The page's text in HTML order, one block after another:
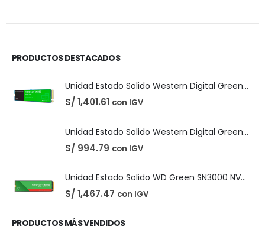
S/ 220.00.S/ 210.00.
PRODUCTOS DESTACADOS
Unidad Estado Solido Western Digital Green SN350 2TB
S/ 1,401.61 con IGV
Unidad Estado Solido Western Digital Green 2TB
S/ 994.79 con IGV
Unidad Estado Solido WD Green SN3000 NVMe 1TB
S/ 1,467.47 con IGV
PRODUCTOS MÁS VENDIDOS